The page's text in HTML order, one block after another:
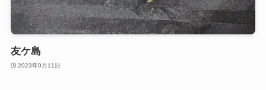
友ケ島
2023年9月11日